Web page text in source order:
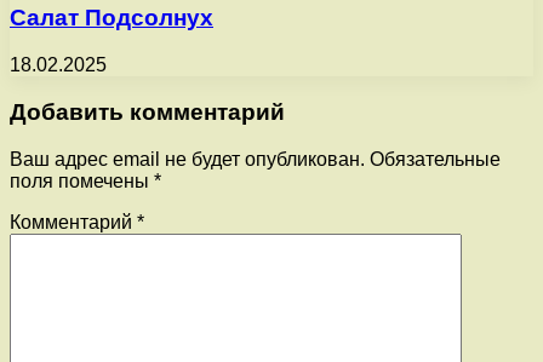
Салат Подсолнух
18.02.2025
Добавить комментарий
Ваш адрес email не будет опубликован. Обязательные
поля помечены *
Комментарий *